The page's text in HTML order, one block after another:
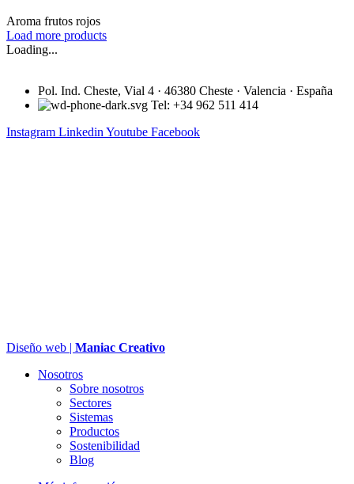
Aroma frutos rojos
Load more products
Loading...
Pol. Ind. Cheste, Vial 4 · 46380 Cheste · Valencia · España
Tel: +34 962 511 414
Instagram LinkedinYoutube Facebook
Diseño web | Maniac Creativo
Nosotros
Sobre nosotros
Sectores
Sistemas
Productos
Sostenibilidad
Blog